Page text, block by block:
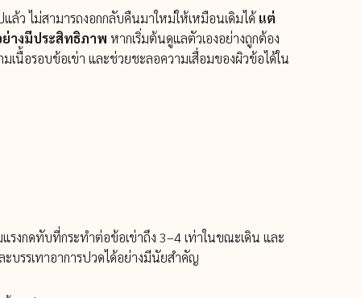
ล้ว ไม่สามารถงอกกลับคืนมาใหม่ให้เหมือนเดิมได้แต่
ย่างมีประสิทธิภาพ หากเริ่มต้นดูแลตัวเองอย่างถูกต้อง
เนื้อรอบข้อเข่า และช่วยชะลอความเสื่อมของผิวข้อได้ใน
งกดทับที่กระทำต่อข้อเข่าถึง 3–4 เท่าในขณะเดิน และ
บรรเทาอาการปวดได้อย่างมีนัยสำคัญ